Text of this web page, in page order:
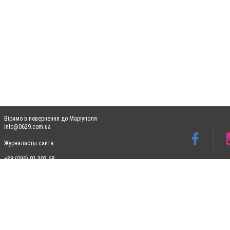
Віримо в повернення до Маріуполя
info@0629.com.ua
Журналисты сайта
+38 (096) 91 303 68